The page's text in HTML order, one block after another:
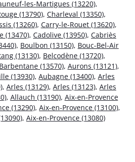
les-Martigues (13220),
(13790), Charleval (13350),
(13260), Carry-le-Rouet (13620),
(13470), Cadolive (13950), Cabriès
, Boulbon (13150), Bouc-Bel-Air
(13130), Belcodène (13720),
Barbentane (13570), Aurons (13121),
(13930), Aubagne (13400), Arles
, Arles (13129), Arles (13123), Arles
, Allauch (13190), Aix-en-Provence
(13290), Aix-en-Provence (13100),
, Aix-en-Provence (13080)